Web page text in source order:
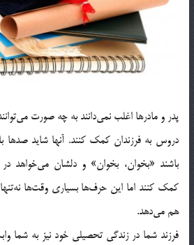
پدر و مادرها اغلب نمي‌دانند به چه صورت
دروس به فرزندان کمک کنند. آنها شايد صدها
باشند «بخوان، بخوان» و دلشان مي‌خواهد در
کمک کنند اما اين حرف‌ها بسياري وقت‌ها
هم مي‌دهد.
فرزند شما در زندگي تحصيلي خود نيز به شما